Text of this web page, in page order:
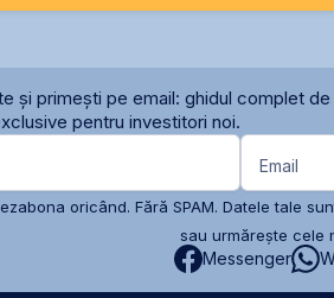
și primești pe email: ghidul complet
pentru investitori noi.
Email
oricând. Fără SPAM. Datele tale
sau urmărește cele
Messenger